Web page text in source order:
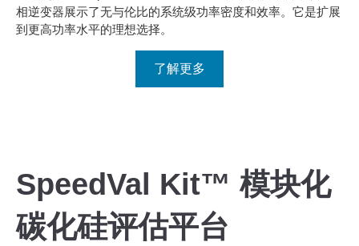
相逆变器展示了无与伦比的系统级功率密度和效率。它是扩展
到更高功率水平的理想选择。
了解更多
SpeedVal Kit™ 模块化
碳化硅评估平台